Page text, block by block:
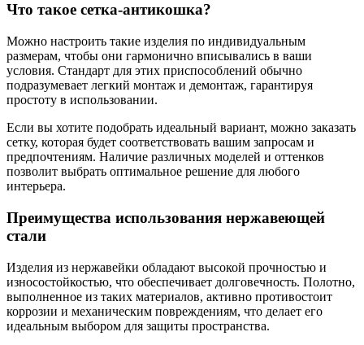
Что такое сетка-антикошка?
Можно настроить такие изделия по индивидуальным
размерам, чтобы они гармонично вписывались в ваши
условия. Стандарт для этих приспособлений обычно
подразумевает легкий монтаж и демонтаж, гарантируя
простоту в использовании.
Если вы хотите подобрать идеальный вариант, можно заказать
сетку, которая будет соответствовать вашим запросам и
предпочтениям. Наличие различных моделей и оттенков
позволит выбрать оптимальное решение для любого
интерьера.
Преимущества использования нержавеющей
стали
Изделия из нержавейки обладают высокой прочностью и
износостойкостью, что обеспечивает долговечность. Полотно,
выполненное из таких материалов, активно противостоит
коррозии и механическим повреждениям, что делает его
идеальным выбором для защиты пространства.